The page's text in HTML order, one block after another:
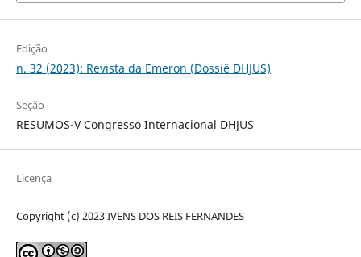
Edição
n. 32 (2023): Revista da Emeron (Dossiê DHJUS)
Seção
RESUMOS-V Congresso Internacional DHJUS
Licença
Copyright (c) 2023 IVENS DOS REIS FERNANDES